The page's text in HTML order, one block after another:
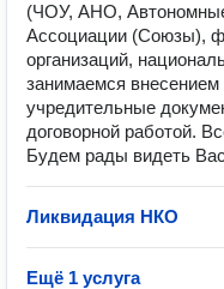
(ЧОУ, АНО, Автономные
Ассоциации (Союзы),
организаций,
занимаемся
учредительные
договорной работой.
Будем рады видеть
Ликвидация НКО
Ещё 1 услуга